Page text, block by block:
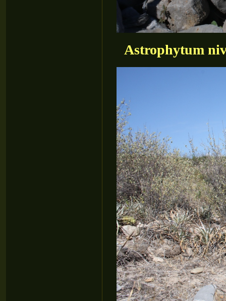
Astrophytum